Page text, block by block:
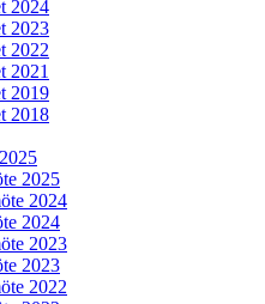
2024
2023
2022
2021
2019
2018
2025
2024
2024
2023
2023
2022